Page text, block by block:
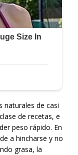
naturales de casi
de recetas, e
peso rápido. En
a hincharse y no
grasa, la